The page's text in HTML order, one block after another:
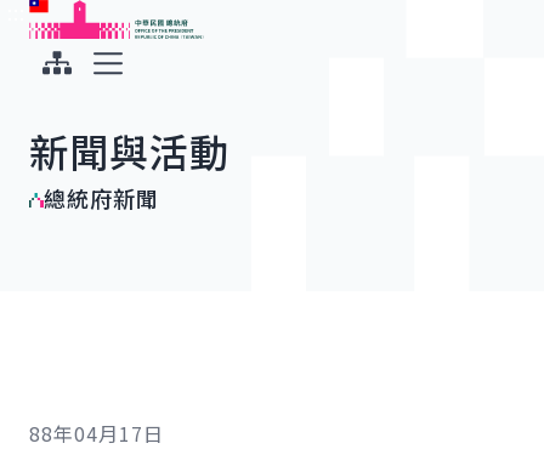
跳到主要內容
中華民國總統府
新聞與活動
總統府新聞
88年04月17日